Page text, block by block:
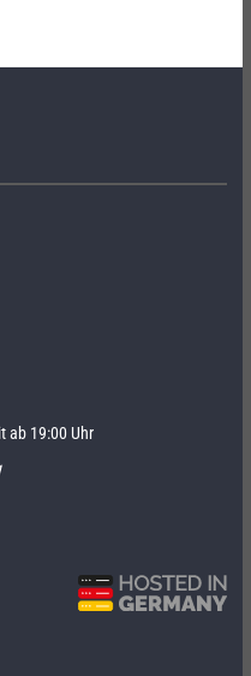
ab 19:00 Uhr